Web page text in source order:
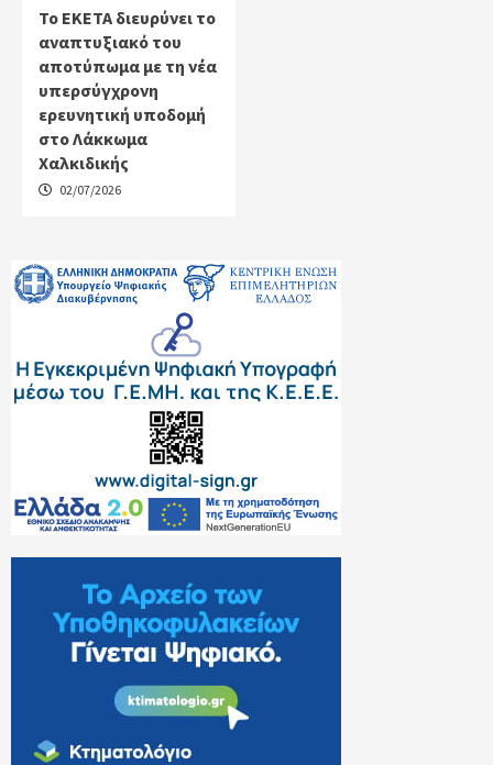
Το ΕΚΕΤΑ διευρύνει το
αναπτυξιακό του
αποτύπωμα με τη νέα
υπερσύγχρονη
ερευνητική υποδομή
στο Λάκκωμα
Χαλκιδικής
02/07/2026